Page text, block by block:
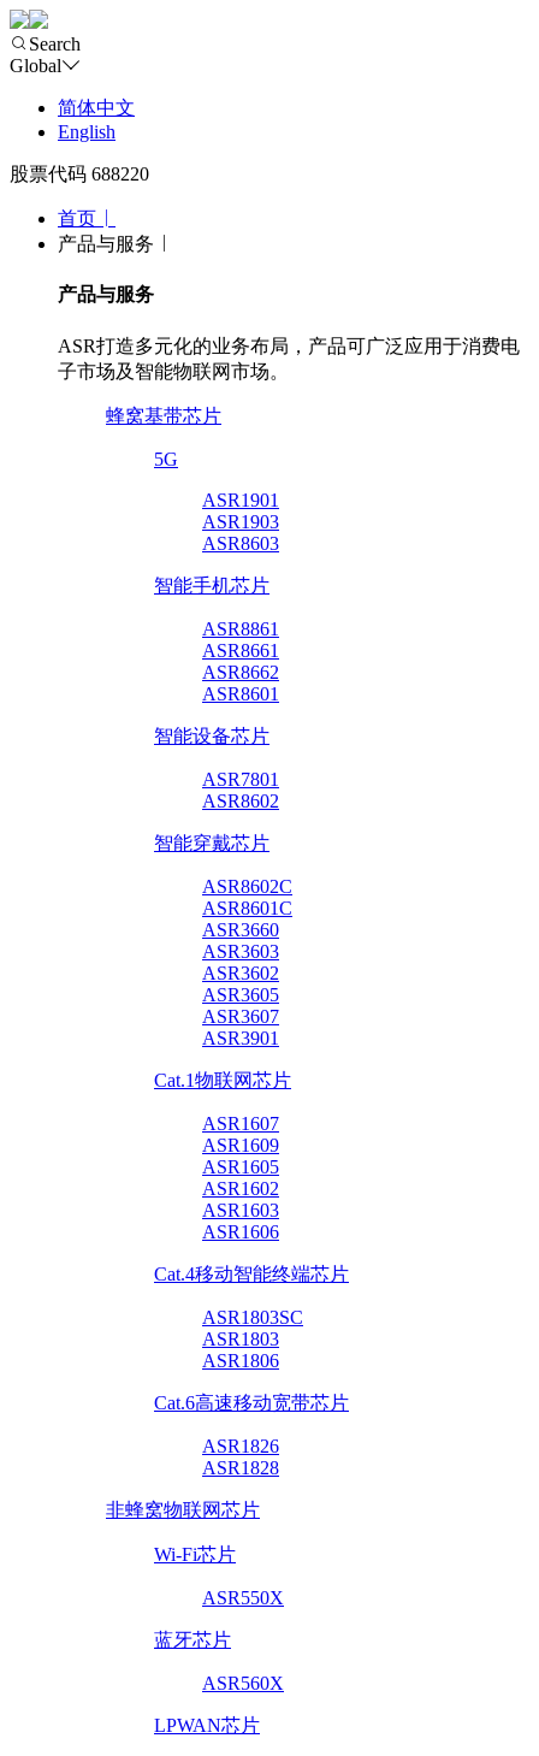
Search
Global
简体中文
English
股票代码 688220
首页
产品与服务
产品与服务
ASR打造多元化的业务布局，产品可广泛应用于消费电
子市场及智能物联网市场。
蜂窝基带芯片
5G
ASR1901
ASR1903
ASR8603
智能手机芯片
ASR8861
ASR8661
ASR8662
ASR8601
智能设备芯片
ASR7801
ASR8602
智能穿戴芯片
ASR8602C
ASR8601C
ASR3660
ASR3603
ASR3602
ASR3605
ASR3607
ASR3901
Cat.1物联网芯片
ASR1607
ASR1609
ASR1605
ASR1602
ASR1603
ASR1606
Cat.4移动智能终端芯片
ASR1803SC
ASR1803
ASR1806
Cat.6高速移动宽带芯片
ASR1826
ASR1828
非蜂窝物联网芯片
Wi-Fi芯片
ASR550X
蓝牙芯片
ASR560X
LPWAN芯片